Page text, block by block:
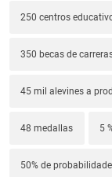
250 centros
350 becas de
45 mil alevines a
48 medallas 5
50% de